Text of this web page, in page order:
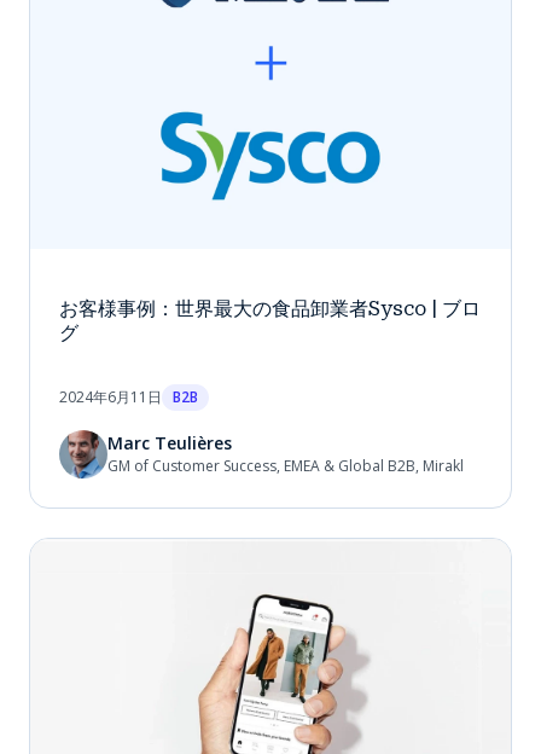
お客様事例：世界最大の食品卸業者Sysco | ブロ
グ
2024年6月11日 B2B
Marc Teulières
GM of Customer Success, EMEA & Global B2B, Mirakl